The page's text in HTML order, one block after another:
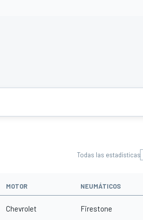
Todas las estadísticas
MOTOR NEUMÁTICOS
Chevrolet Firestone